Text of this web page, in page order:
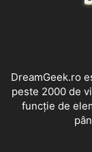
DreamGeek.ro
peste 2000 de
funcție de